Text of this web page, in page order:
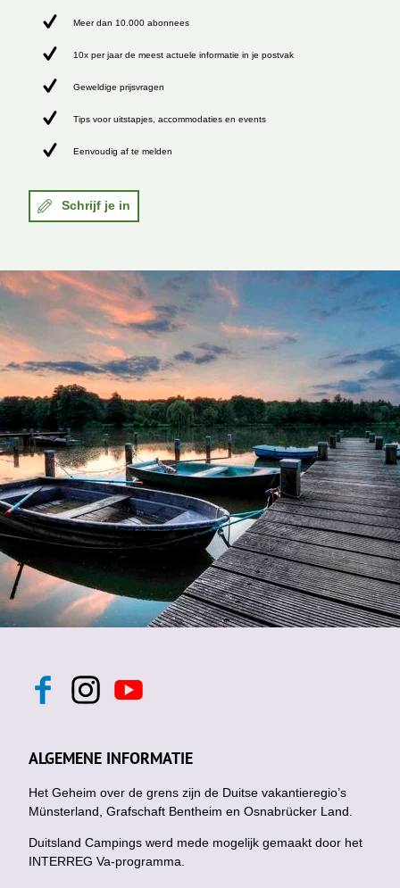
Meer dan 10.000 abonnees
10x per jaar de meest actuele informatie in je postvak
Geweldige prijsvragen
Tips voor uitstapjes, accommodaties en events
Eenvoudig af te melden
Schrijf je in
F
b
o
k
I
n
a
g
a
m
Y
o
u
b
ALGEMENE INFORMATIE
Het Geheim over de grens zijn de Duitse vakantieregio’s
Münsterland, Grafschaft Bentheim en Osnabrücker Land.
Duitsland Campings werd mede mogelijk gemaakt door het
INTERREG Va-programma.